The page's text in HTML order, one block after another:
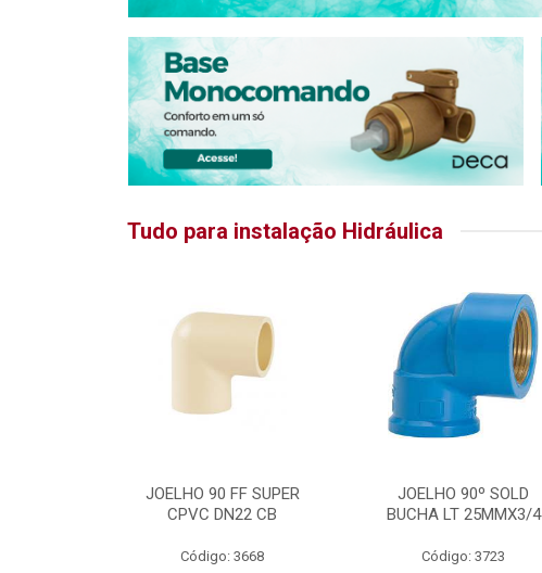
Tudo para instalação Hidráulica
JOELHO 90 FF SUPER
CPVC DN22 CB
Código: 3668
JOELHO 90º SOLD
BUCHA LT 25MMX3/4
Código: 3723